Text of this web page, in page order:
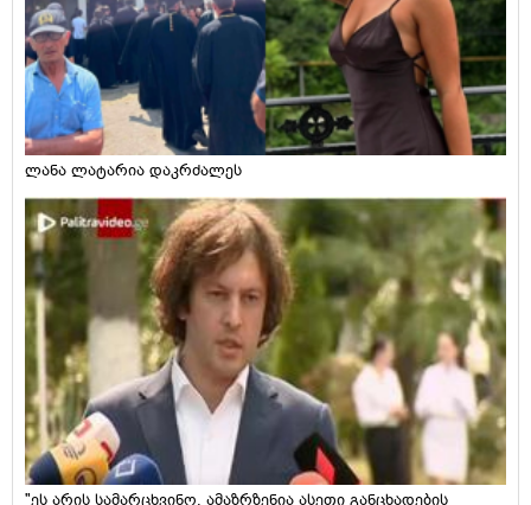
ლანა ლატარია დაკრძალეს
"ეს არის სამარცხვინო, ამაზრზენია ასეთი განცხადების